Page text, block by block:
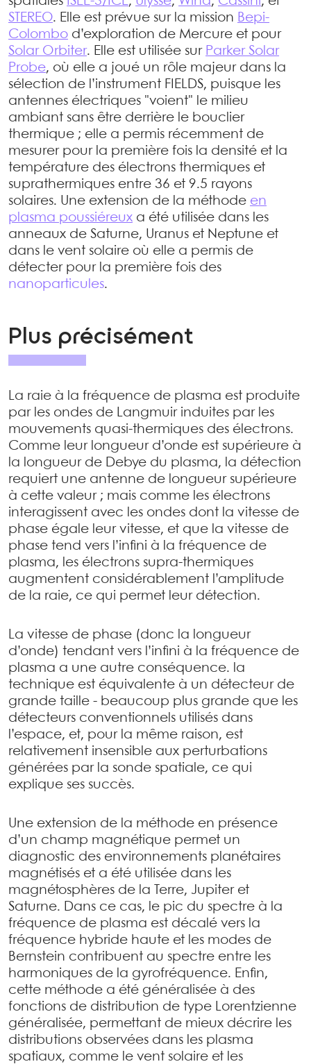
STEREO. Elle est prévue sur la mission Bepi-
Colombo d’exploration de Mercure et pour
Solar Orbiter. Elle est utilisée sur Parker Solar
Probe, où elle a joué un rôle majeur dans la
sélection de l’instrument FIELDS, puisque les
antennes électriques "voient" le milieu
ambiant sans être derrière le bouclier
thermique ; elle a permis récemment de
mesurer pour la première fois la densité et la
température des électrons thermiques et
suprathermiques entre 36 et 9.5 rayons
solaires. Une extension de la méthode en
plasma poussiéreux a été utilisée dans les
anneaux de Saturne, Uranus et Neptune et
dans le vent solaire où elle a permis de
détecter pour la première fois des
nanoparticules.
Plus précisément
La raie à la fréquence de plasma est produite
par les ondes de Langmuir induites par les
mouvements quasi-thermiques des électrons.
Comme leur longueur d’onde est supérieure à
la longueur de Debye du plasma, la détection
requiert une antenne de longueur supérieure
à cette valeur ; mais comme les électrons
interagissent avec les ondes dont la vitesse de
phase égale leur vitesse, et que la vitesse de
phase tend vers l’infini à la fréquence de
plasma, les électrons supra-thermiques
augmentent considérablement l’amplitude
de la raie, ce qui permet leur détection.
La vitesse de phase (donc la longueur
d’onde) tendant vers l’infini à la fréquence de
plasma a une autre conséquence. la
technique est équivalente à un détecteur de
grande taille - beaucoup plus grande que les
détecteurs conventionnels utilisés dans
l’espace, et, pour la même raison, est
relativement insensible aux perturbations
générées par la sonde spatiale, ce qui
explique ses succès.
Une extension de la méthode en présence
d’un champ magnétique permet un
diagnostic des environnements planétaires
magnétisés et a été utilisée dans les
magnétosphères de la Terre, Jupiter et
Saturne. Dans ce cas, le pic du spectre à la
fréquence de plasma est décalé vers la
fréquence hybride haute et les modes de
Bernstein contribuent au spectre entre les
harmoniques de la gyrofréquence. Enfin,
cette méthode a été généralisée à des
fonctions de distribution de type Lorentzienne
généralisée, permettant de mieux décrire les
distributions observées dans les plasma
spatiaux, comme le vent solaire et les